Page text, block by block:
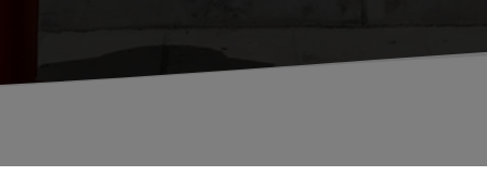
Les pompiers sont intervenus pour